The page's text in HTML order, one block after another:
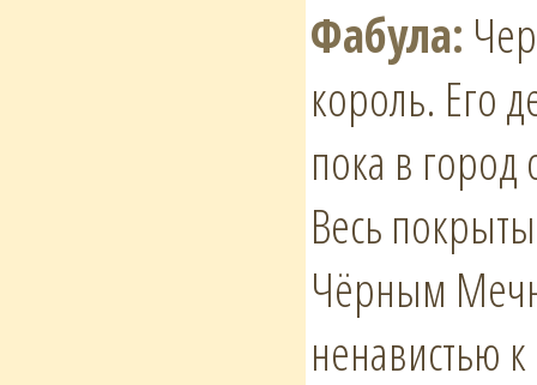
Фабула:
король. Его
пока в
Весь
Чёрным
ненавистью